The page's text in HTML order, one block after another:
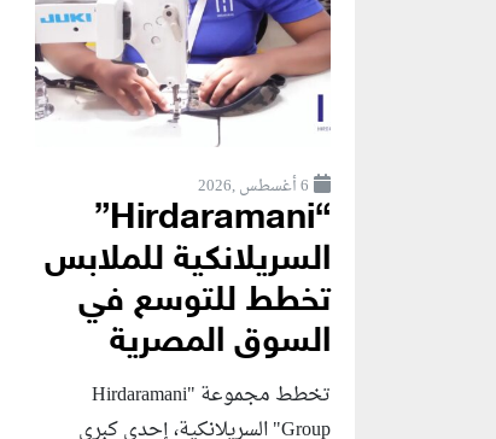
6 أغسطس ,2026
“Hirdaramani”
السريلانكية للملابس
تخطط للتوسع في
السوق المصرية
تخطط مجموعة "Hirdaramani
Group" السريلانكية، إحدى كبرى